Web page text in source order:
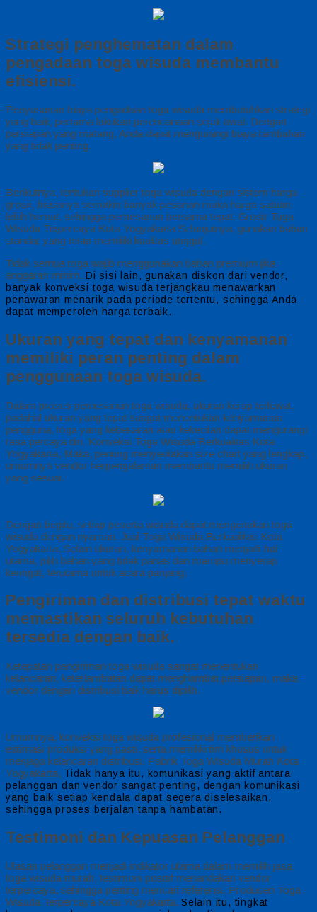
Strategi penghematan dalam
pengadaan toga wisuda membantu
efisiensi.
Penyusunan biaya pengadaan toga wisuda membutuhkan strategi
yang baik, pertama lakukan perencanaan sejak awal. Dengan
persiapan yang matang, Anda dapat mengurangi biaya tambahan
yang tidak penting.
Berikutnya, tentukan supplier toga wisuda dengan sistem harga
grosir, biasanya semakin banyak pesanan maka harga satuan
lebih hemat, sehingga pemesanan bersama tepat. Grosir Toga
Wisuda Terpercaya Kota Yogyakarta Selanjutnya, gunakan bahan
standar yang tetap memiliki kualitas unggul.
Tidak semua toga wajib menggunakan bahan premium jika
anggaran minim. Di sisi lain, gunakan diskon dari vendor,
banyak konveksi toga wisuda terjangkau menawarkan
penawaran menarik pada periode tertentu, sehingga Anda
dapat memperoleh harga terbaik.
Ukuran yang tepat dan kenyamanan
memiliki peran penting dalam
penggunaan toga wisuda.
Dalam proses pemesanan toga wisuda, ukuran kerap terlewat,
padahal ukuran yang tepat sangat menentukan kenyamanan
pengguna, toga yang kebesaran atau kekecilan dapat mengurangi
rasa percaya diri. Konveksi Toga Wisuda Berkualitas Kota
Yogyakarta, Maka, penting menyediakan size chart yang lengkap,
umumnya vendor berpengalaman membantu memilih ukuran
yang sesuai.
Dengan begitu, setiap peserta wisuda dapat mengenakan toga
wisuda dengan nyaman. Jual Toga Wisuda Berkualitas Kota
Yogyakarta, Selain ukuran, kenyamanan bahan menjadi hal
utama, pilih bahan yang tidak panas dan mampu menyerap
keringat, terutama untuk acara panjang.
Pengiriman dan distribusi tepat waktu
memastikan seluruh kebutuhan
tersedia dengan baik.
Ketepatan pengiriman toga wisuda sangat menentukan
kelancaran, keterlambatan dapat menghambat persiapan, maka
vendor dengan distribusi baik harus dipilih.
Umumnya, konveksi toga wisuda profesional memberikan
estimasi produksi yang pasti, serta memiliki tim khusus untuk
menjaga kelancaran distribusi. Pabrik Toga Wisuda Murah Kota
Yogyakarta, Tidak hanya itu, komunikasi yang aktif antara
pelanggan dan vendor sangat penting, dengan komunikasi
yang baik setiap kendala dapat segera diselesaikan,
sehingga proses berjalan tanpa hambatan.
Testimoni dan Kepuasan Pelanggan
Ulasan pelanggan menjadi indikator utama dalam memilih jasa
toga wisuda murah, testimoni positif menandakan vendor
terpercaya, sehingga penting mencari referensi. Produsen Toga
Wisuda Terpercaya Kota Yogyakarta, Selain itu, tingkat